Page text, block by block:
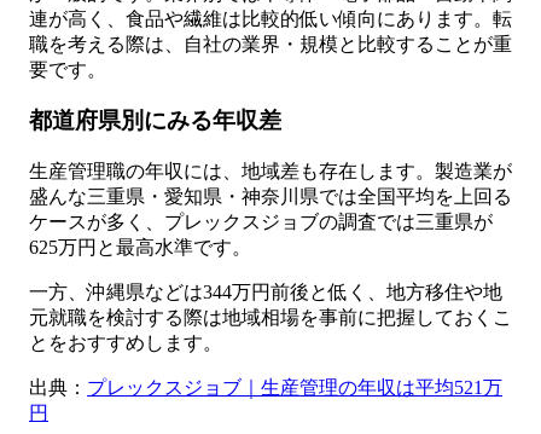
連が高く、食品や繊維は比較的低い傾向にあります。転
職を考える際は、自社の業界・規模と比較することが重
要です。
都道府県別にみる年収差
生産管理職の年収には、地域差も存在します。製造業が
盛んな三重県・愛知県・神奈川県では全国平均を上回る
ケースが多く、プレックスジョブの調査では三重県が
625万円と最高水準です。
一方、沖縄県などは344万円前後と低く、地方移住や地
元就職を検討する際は地域相場を事前に把握しておくこ
とをおすすめします。
出典： プレックスジョブ｜生産管理の年収は平均521万
円